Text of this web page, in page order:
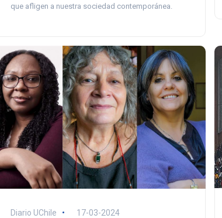
que afligen a nuestra sociedad contemporánea.
Diario UChile 17-03-2024